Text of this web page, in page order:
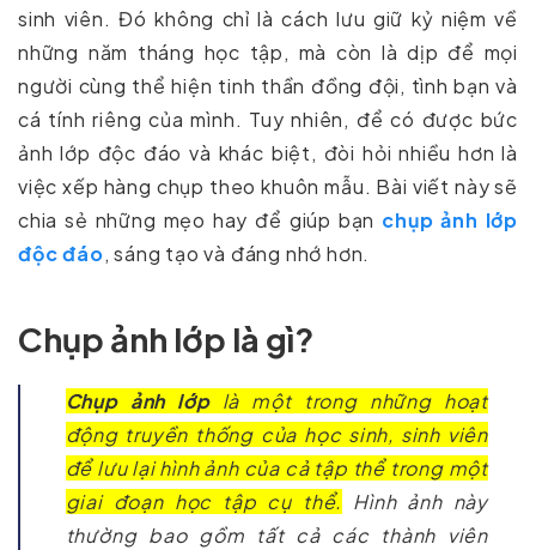
sinh viên. Đó không chỉ là cách lưu giữ kỷ niệm về
những năm tháng học tập, mà còn là dịp để mọi
người cùng thể hiện tinh thần đồng đội, tình bạn và
cá tính riêng của mình. Tuy nhiên, để có được bức
ảnh lớp độc đáo và khác biệt, đòi hỏi nhiều hơn là
việc xếp hàng chụp theo khuôn mẫu. Bài viết này sẽ
chia sẻ những mẹo hay để giúp bạn chụp ảnh lớp
độc đáo, sáng tạo và đáng nhớ hơn.
Chụp ảnh lớp là gì?
Chụp ảnh lớplà một trong những hoạt
động truyền thống của học sinh, sinh viên
để lưu lại hình ảnh của cả tập thể trong một
giai đoạn học tập cụ thể. Hình ảnh này
thường bao gồm tất cả các thành viên